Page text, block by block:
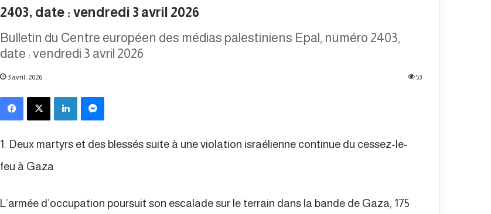
2403, date : vendredi 3 avril 2026
Bulletin du Centre européen des médias palestiniens Epal, numéro 2403,
date : vendredi 3 avril 2026
3 avril، 2026 53
Facebook X Linkedin
1. Deux martyrs et des blessés suite à une violation israélienne continue du cessez-le-
feu à Gaza
L’armée d’occupation poursuit son escalade sur le terrain dans la bande de Gaza, 175